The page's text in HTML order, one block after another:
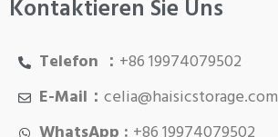
Kontaktieren Sie Uns
Telefon ： +86 19974079502
E-Mail： celia@haisicstorage.com